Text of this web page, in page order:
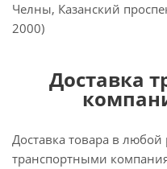
Челны, Казанский
2000)
Доставка
Доставка товара в
транспортными